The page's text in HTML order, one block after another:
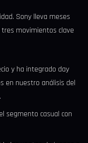
Sony lleva meses
movimientos clave
y ha integrado day
en nuestro análisis del
.
segmento casual con